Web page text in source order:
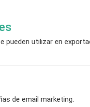
pueden utilizar en
de email marketing.